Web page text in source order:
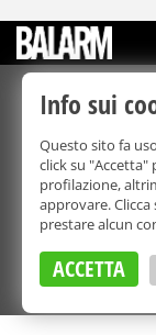
La riproduzione
Balarm.it è una
Info sui
Questo sito fa
click su
profilazione,
approvare.
prestare alcun
ACCETTA